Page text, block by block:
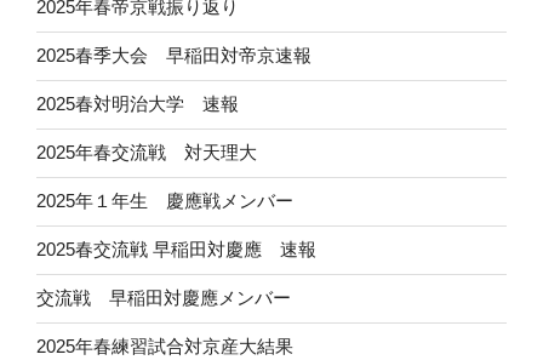
2025年春帝京戦振り返り
2025春季大会 早稲田対帝京速報
2025春対明治大学 速報
2025年春交流戦 対天理大
2025年１年生 慶應戦メンバー
2025春交流戦 早稲田対慶應 速報
交流戦 早稲田対慶應メンバー
2025年春練習試合対京産大結果